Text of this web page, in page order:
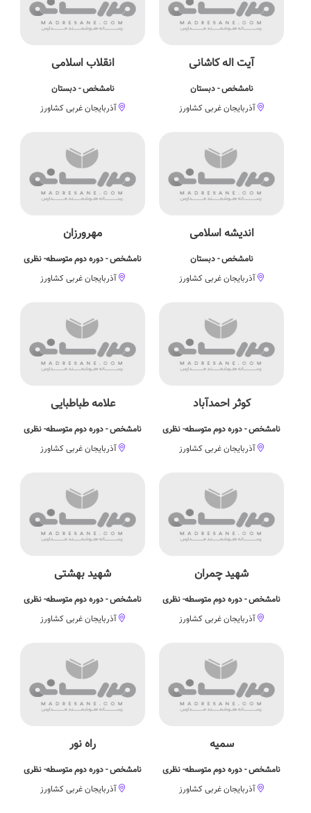
آیت اله کاشانی
نامشخص - دبستان
آذربایجان غربی کشاورز
انقلاب اسلامی
نامشخص - دبستان
آذربایجان غربی کشاورز
اندیشه اسلامی
نامشخص - دبستان
آذربایجان غربی کشاورز
مهرورزان
نامشخص - دوره دوم متوسطه- نظری
آذربایجان غربی کشاورز
کوثر احمدآباد
نامشخص - دوره دوم متوسطه- نظری
آذربایجان غربی کشاورز
علامه طباطبایی
نامشخص - دوره دوم متوسطه- نظری
آذربایجان غربی کشاورز
شهید چمران
نامشخص - دوره دوم متوسطه- نظری
آذربایجان غربی کشاورز
شهید بهشتی
نامشخص - دوره دوم متوسطه- نظری
آذربایجان غربی کشاورز
سمیه
نامشخص - دوره دوم متوسطه- نظری
آذربایجان غربی کشاورز
راه نور
نامشخص - دوره دوم متوسطه- نظری
آذربایجان غربی کشاورز